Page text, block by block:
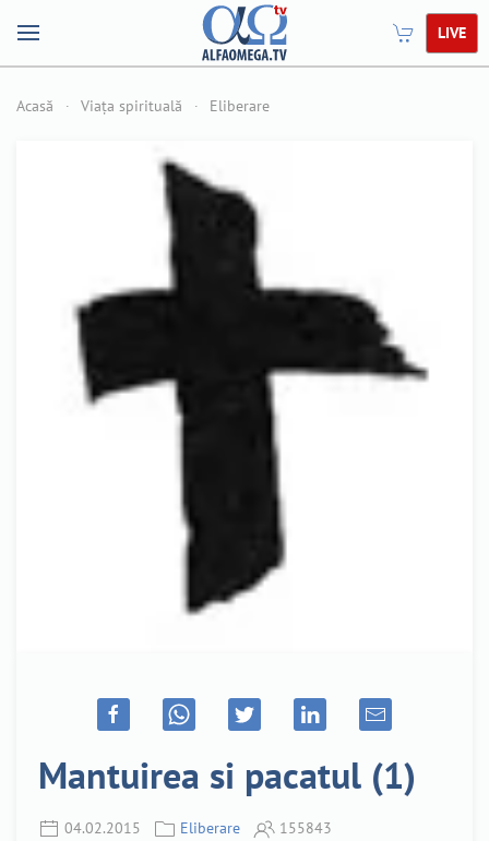
LIVE
Acasă Viața spirituală Eliberare
Mantuirea si pacatul (1)
04.02.2015 Eliberare 155843